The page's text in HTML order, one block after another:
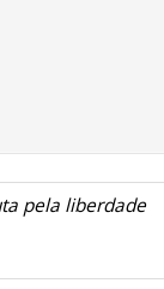
pela liberdade